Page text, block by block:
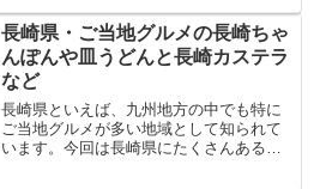
ァームランド、江津湖など、たくさんの
魅力的な観光地を持つ熊本...
長崎県・ご当地グルメの長崎ちゃ
んぽんや皿うどんと長崎カステラ
など
長崎県といえば、九州地方の中でも特に
ご当地グルメが多い地域として知られて
います。今回は長崎県にたくさんあるご